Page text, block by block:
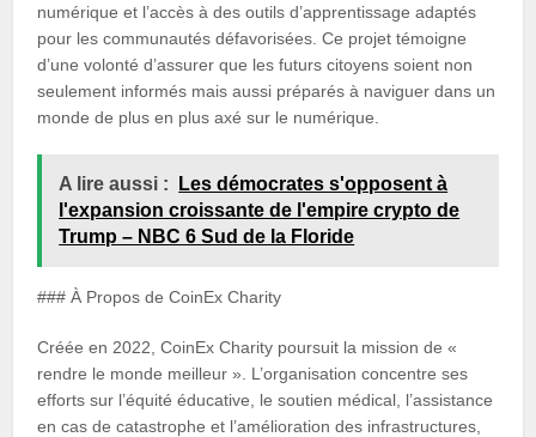
numérique et l’accès à des outils d’apprentissage adaptés
pour les communautés défavorisées. Ce projet témoigne
d’une volonté d’assurer que les futurs citoyens soient non
seulement informés mais aussi préparés à naviguer dans un
monde de plus en plus axé sur le numérique.
A lire aussi :
Les démocrates s'opposent à
l'expansion croissante de l'empire crypto de
Trump – NBC 6 Sud de la Floride
### À Propos de CoinEx Charity
Créée en 2022, CoinEx Charity poursuit la mission de «
rendre le monde meilleur ». L’organisation concentre ses
efforts sur l’équité éducative, le soutien médical, l’assistance
en cas de catastrophe et l’amélioration des infrastructures,